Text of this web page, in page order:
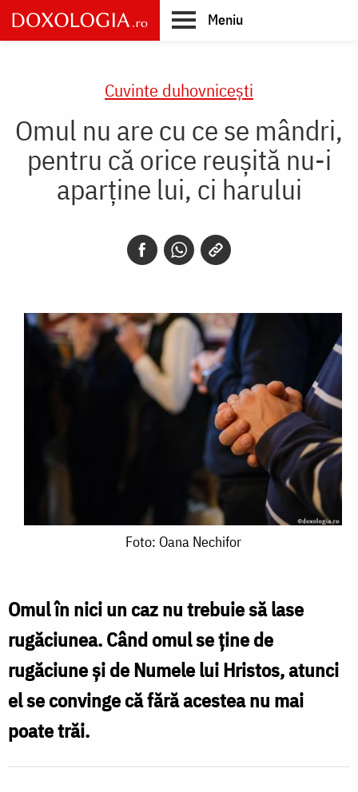
Skip
to
main
Meniu
Cuvinte duhovnicești
Omul nu are cu ce se mândri,
pentru că orice reuşită nu-i
aparţine lui, ci harului
Nechifor
Foto: Oana Nechifor
Omul în nici un caz nu trebuie să lase
rugăciunea. Când omul se ţine de
rugăciune şi de Numele lui Hristos, atunci
el se convinge că fără acestea nu mai
poate trăi.